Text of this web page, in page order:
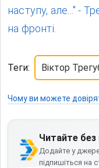
наступу, але..." -
на фронті.
Теги: Віктор
Чому ви можете
Читайте
Додайте у
підпишіться на